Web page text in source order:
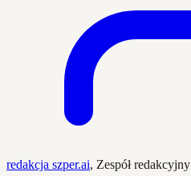
redakcja szper.ai, Zespół redakcyjny